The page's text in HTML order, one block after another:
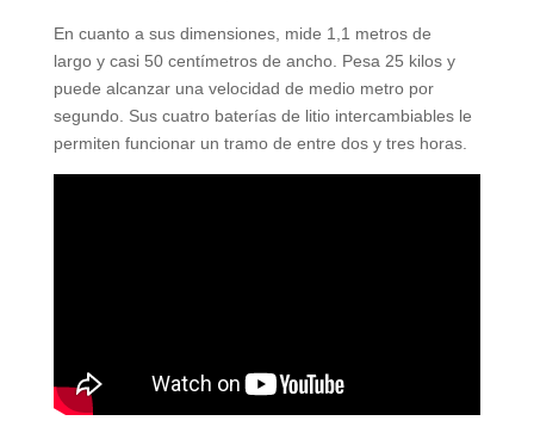
En cuanto a sus dimensiones, mide 1,1 metros de
largo y casi 50 centímetros de ancho. Pesa 25 kilos y
puede alcanzar una velocidad de medio metro por
segundo. Sus cuatro baterías de litio intercambiables le
permiten funcionar un tramo de entre dos y tres horas.